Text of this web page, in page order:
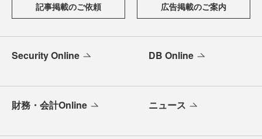
記事掲載のご依頼 広告掲載のご案内
Security Online DB Online
財務・会計Online ニュース